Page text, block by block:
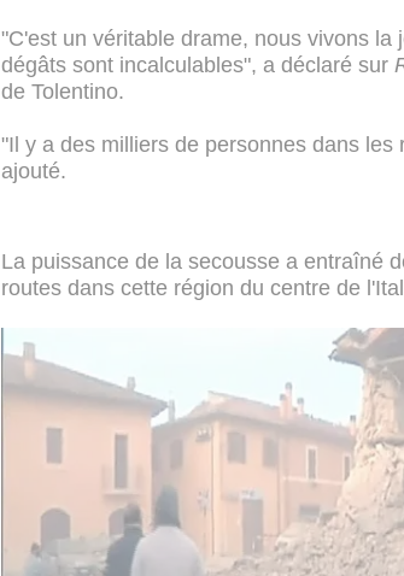
"C'est un véritable drame, nous vivons
dégâts sont incalculables", a déclaré sur
de Tolentino.
"Il y a des milliers de personnes dans
ajouté.
La puissance de la secousse a entraîné
routes dans cette région du centre de